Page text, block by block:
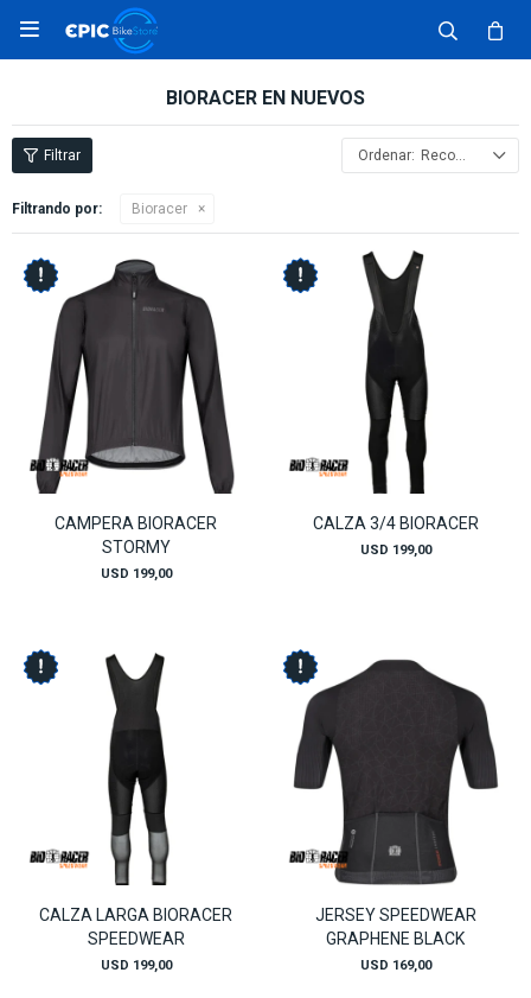

BIORACER EN NUEVOS
Recomendados
Filtrando por: Bioracer
CAMPERA BIORACER
STORMY
USD 199,00
CALZA 3/4 BIORACER
USD 199,00
CALZA LARGA BIORACER
SPEEDWEAR
USD 199,00
JERSEY SPEEDWEAR
GRAPHENE BLACK
USD 169,00